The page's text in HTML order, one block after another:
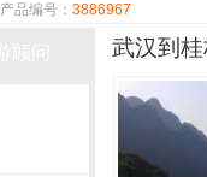
产品编号： 3886967
武汉到